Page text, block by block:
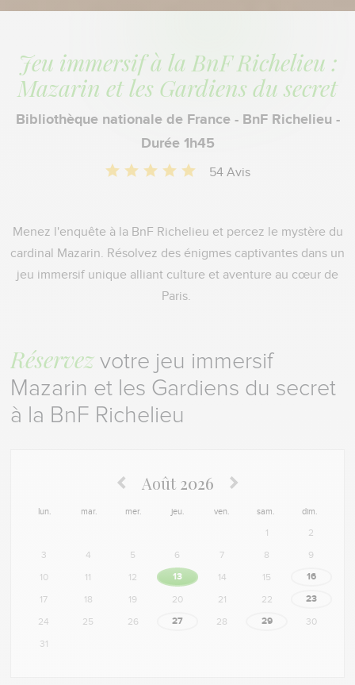
Jeu immersif à la BnF Richelieu :
Mazarin et les Gardiens du secret
Bibliothèque nationale de France - BnF Richelieu -
Durée 1h45
54 Avis
Menez l'enquête à la BnF Richelieu et percez le mystère du
cardinal Mazarin. Résolvez des énigmes captivantes dans un
jeu immersif unique alliant culture et aventure au cœur de
Paris.
Réservez votre jeu immersif
Mazarin et les Gardiens du secret
à la BnF Richelieu
Août 2026
lun. mar. mer. jeu. ven. sam. dim.
1
2
3
4 5 6 7 8
9
10
11 12 13 14 15 16
17 18 19 20 21 22 23
24 25 26 27 28 29
30
31